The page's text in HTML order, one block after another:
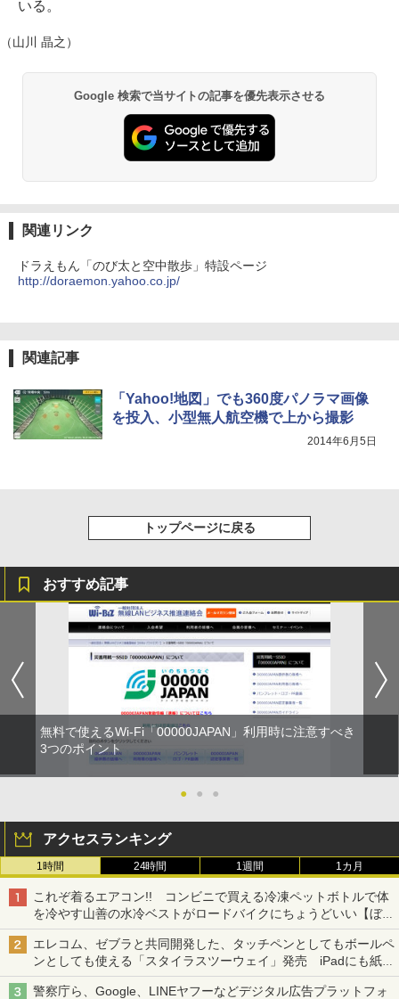
いる。
（山川 晶之）
Google 検索で当サイトの記事を優先表示させる
関連リンク
ドラえもん「のび太と空中散歩」特設ページ
http://doraemon.yahoo.co.jp/
関連記事
「Yahoo!地図」でも360度パノラマ画像
を投入、小型無人航空機で上から撮影
2014年6月5日
トップページに戻る
おすすめ記事
無料で使えるWi-Fi「00000JAPAN」利用時に注意すべき
3つのポイント
● ● ●
アクセスランキング
1時間 24時間 1週間 1カ月
これぞ着るエアコン!! コンビニで買える冷凍ペットボトルで体
を冷やす山善の水冷ベストがロードバイクにちょうどいい【ぼっ
ち・ざ・ろーど！その14】【空いた時間でなにしてる？】
エレコム、ゼブラと共同開発した、タッチペンとしてもボールペ
ンとしても使える「スタイラスツーウェイ」発売 iPadにも紙に
も、持ち替えずに書き込める
警察庁ら、Google、LINEヤフーなどデジタル広告プラットフォ